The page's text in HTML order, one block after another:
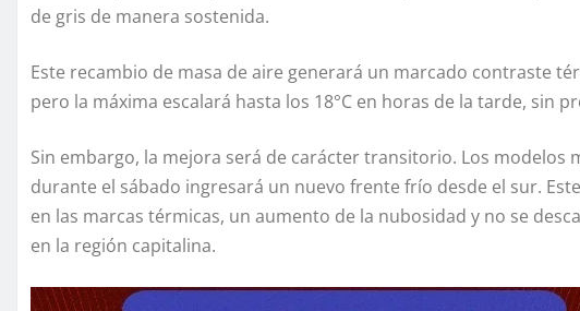
de gris de manera sostenida.
Este recambio de masa de aire generará un marcado contraste
pero la máxima escalará hasta los 18°C en horas de la tarde, sin
Sin embargo, la mejora será de carácter transitorio. Los modelos
durante el sábado ingresará un nuevo frente frío desde el sur.
en las marcas térmicas, un aumento de la nubosidad y no se
en la región capitalina.